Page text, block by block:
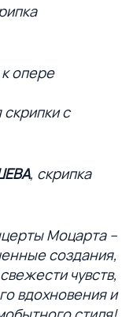
опере
с
, скрипка
Моцарта –
создания,
чувств,
вдохновения и